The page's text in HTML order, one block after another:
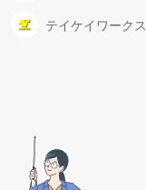
テイケイワークス